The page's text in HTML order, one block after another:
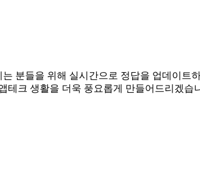
분들을 위해 실시간으로 정답을 업데이트
테크 생활을 더욱 풍요롭게 만들어드리겠습